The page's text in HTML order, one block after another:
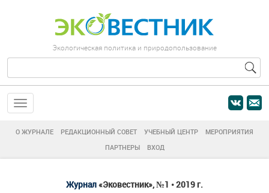
Экологическая политика и природопользование
О ЖУРНАЛЕ РЕДАКЦИОННЫЙ СОВЕТ УЧЕБНЫЙ ЦЕНТР
МЕРОПРИЯТИЯ
ПАРТНЕРЫ
ВХОД
Журнал«Эковестник», №1 • 2019 г.